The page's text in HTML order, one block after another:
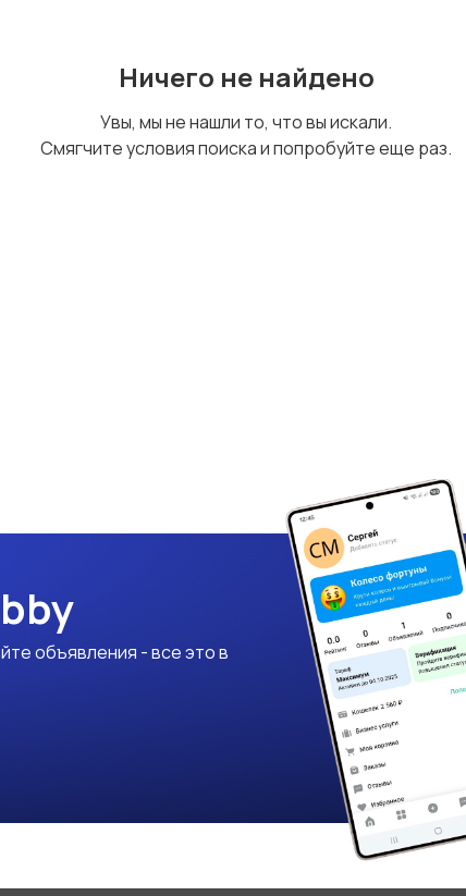
Ничего не найдено
Увы, мы не нашли то, что вы искали.
Смягчите условия поиска и попробуйте еще раз.
объявления - все это в